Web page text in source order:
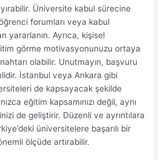
Üniversite kabul sürecine
forumları veya kabul
yararlanın. Ayrıca, kişisel
görme motivasyonunuzu ortaya
olabilir. Unutmayın, başvuru
İstanbul veya Ankara gibi
de kapsayacak şekilde
eğitim kapsamınızı değil, aynı
de geliştirir. Düzenli ve ayrıntılara
üniversitelere başarılı bir
ölçüde artırabilir.